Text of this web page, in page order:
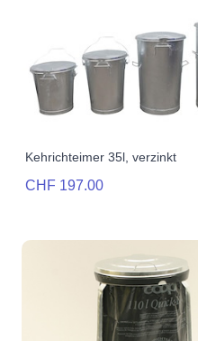
Kehrichteimer 35l, verzinkt
CHF 197.00